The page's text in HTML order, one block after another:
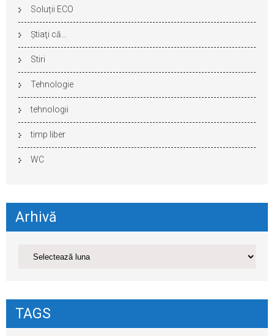
Soluții ECO
Ştiaţi că…
Stiri
Tehnologie
tehnologii
timp liber
WC
Arhivă
TAGS